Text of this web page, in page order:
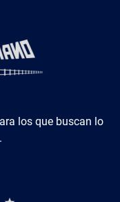
los que buscan lo